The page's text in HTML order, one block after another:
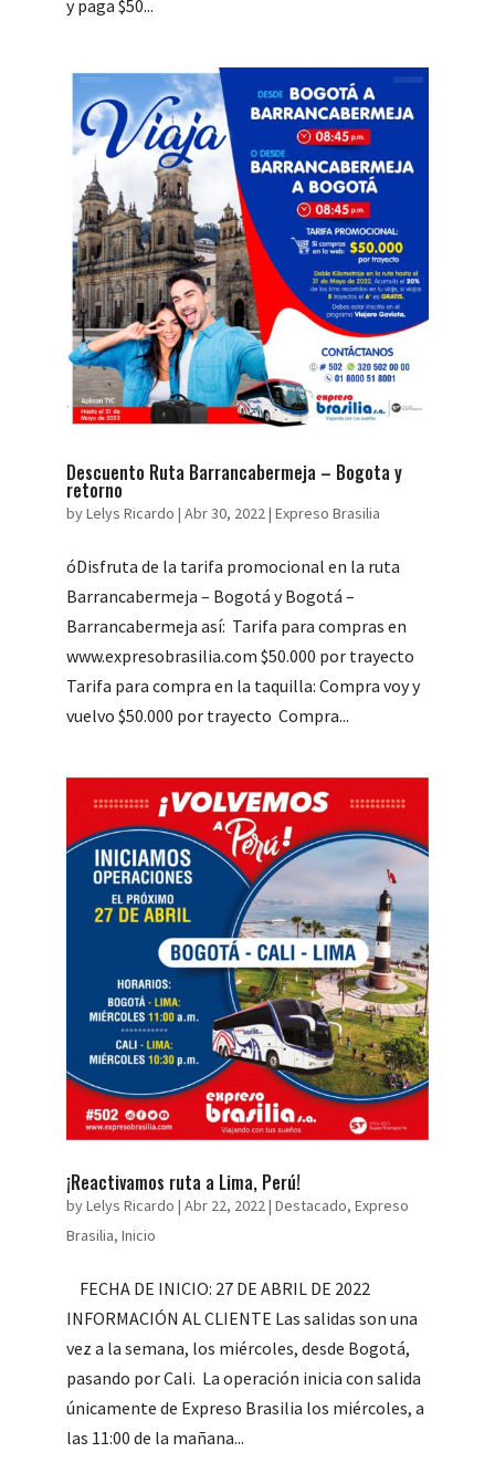
y paga $50...
Descuento Ruta Barrancabermeja – Bogota y
retorno
byLelys Ricardo | Abr 30, 2022| Expreso Brasilia
óDisfruta de la tarifa promocional en la ruta
Barrancabermeja – Bogotá y Bogotá –
Barrancabermeja así: Tarifa para compras en
www.expresobrasilia.com $50.000 por trayecto
Tarifa para compra en la taquilla: Compra voy y
vuelvo $50.000 por trayecto Compra...
¡Reactivamos ruta a Lima, Perú!
byLelys Ricardo | Abr 22, 2022| Destacado, Expreso
Brasilia, Inicio
FECHA DE INICIO: 27 DE ABRIL DE 2022
INFORMACIÓN AL CLIENTE Las salidas son una
vez a la semana, los miércoles, desde Bogotá,
pasando por Cali. La operación inicia con salida
únicamente de Expreso Brasilia los miércoles, a
las 11:00 de la mañana...